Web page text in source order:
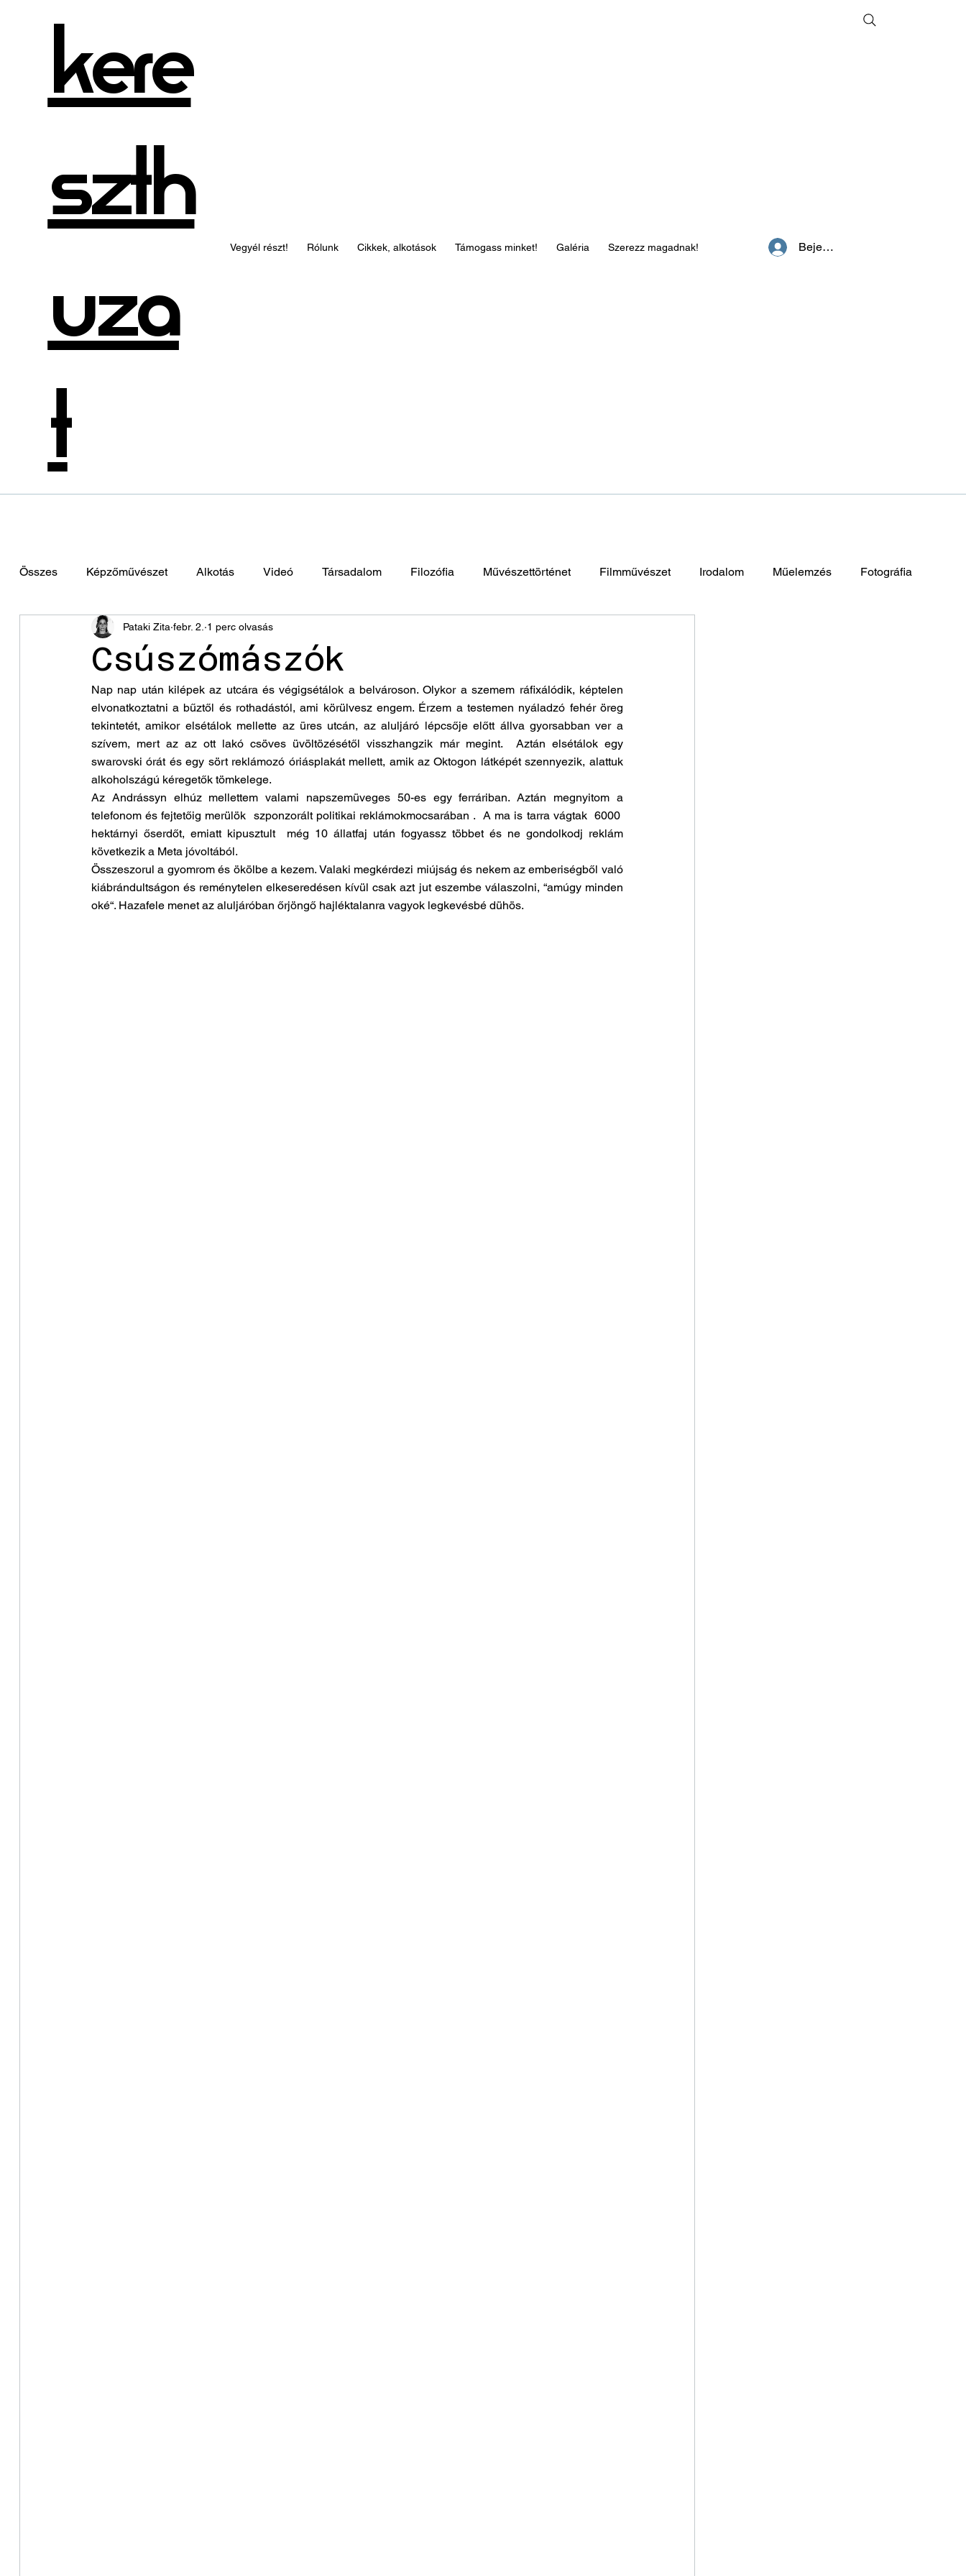
kere
szth
uza
t
Vegyél részt! Rólunk Cikkek, alkotások Támogass minket! Galéria Szerezz magadnak! Bejelentkezés
Összes Képzőművészet Alkotás Videó Társadalom Filozófia Művészettörténet Filmművészet Irodalom Műelemzés Fotográfia
Színművészet Divattervezés
Csúszómászók
Pataki Zita febr. 2. 1 perc olvasás
Nap nap után kilépek az utcára és végigsétálok a belvároson. Olykor a szemem ráfixálódik, képtelen
elvonatkoztatni a bűztől és rothadástól, ami körülvesz engem. Érzem a testemen nyáladzó fehér öreg
tekintetét, amikor elsétálok mellette az üres utcán, az aluljáró lépcsője előtt állva gyorsabban ver a
szívem, mert az az ott lakó csöves üvöltözésétől visszhangzik már megint.  Aztán elsétálok egy
swarovski órát és egy sört reklámozó óriásplakát mellett, amik az Oktogon látképét szennyezik, alattuk
alkoholszágú kéregetők tömkelege.
Az Andrássyn elhúz mellettem valami napszemüveges 50-es egy ferráriban. Aztán megnyitom a
telefonom és fejtetőig merülök  szponzorált politikai reklámokmocsarában .  A ma is tarra vágtak  6000
hektárnyi őserdőt, emiatt kipusztult  még 10 állatfaj után fogyassz többet és ne gondolkodj reklám
következik a Meta jóvoltából.
Összeszorul a gyomrom és ökölbe a kezem. Valaki megkérdezi miújság és nekem az emberiségből való
kiábrándultságon és reménytelen elkeseredésen kívül csak azt jut eszembe válaszolni, “amúgy minden
oké“. Hazafele menet az aluljáróban őrjöngő hajléktalanra vagyok legkevésbé dühös.